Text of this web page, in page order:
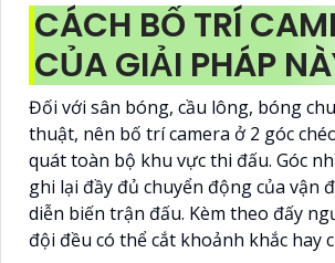
CÁCH BỐ TRÍ
CỦA GIẢI PHÁP
Đối với sân bóng, cầu lông, bóng
thuật, nên bố trí camera ở 2 góc
quát toàn bộ khu vực thi đấu. Góc
ghi lại đầy đủ chuyển động của vận
diễn biến trận đấu. Kèm theo đấy
đội đều có thể cắt khoảnh khắc hay